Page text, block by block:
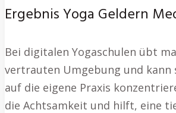
Ergebnis Yoga Geldern
Bei digitalen Yogaschulen übt
vertrauten Umgebung und kann
auf die eigene Praxis
die Achtsamkeit und hilft, eine